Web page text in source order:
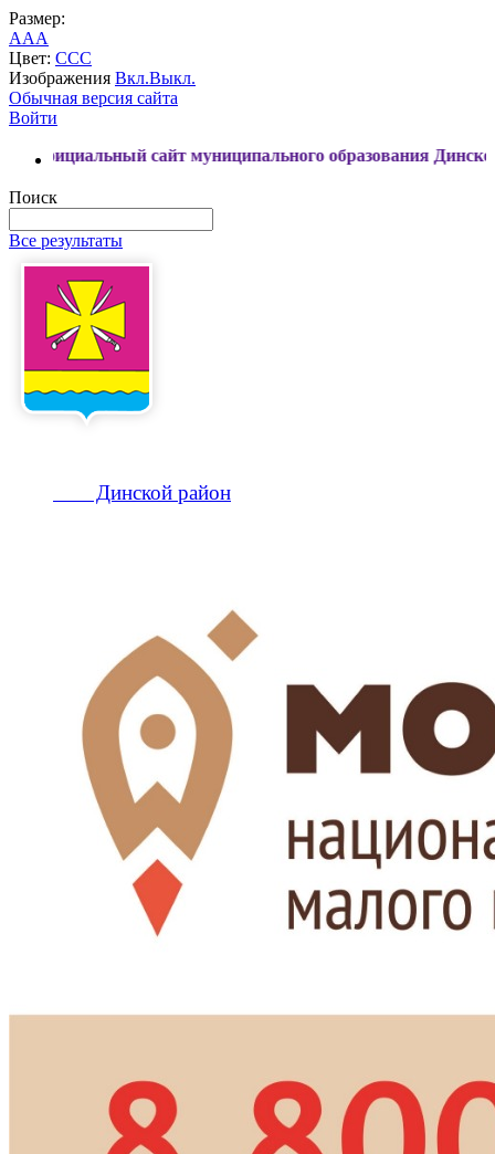
Размер:
AAA
Цвет: CCC
Изображения Вкл.Выкл.
Обычная версия сайта
Войти
сайт муниципального образования Динской район
Поиск
Все результаты
Динской район